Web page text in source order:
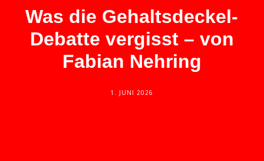
Was die Gehaltsdeckel-
Debatte vergisst – von
Fabian Nehring
1. JUNI 2026